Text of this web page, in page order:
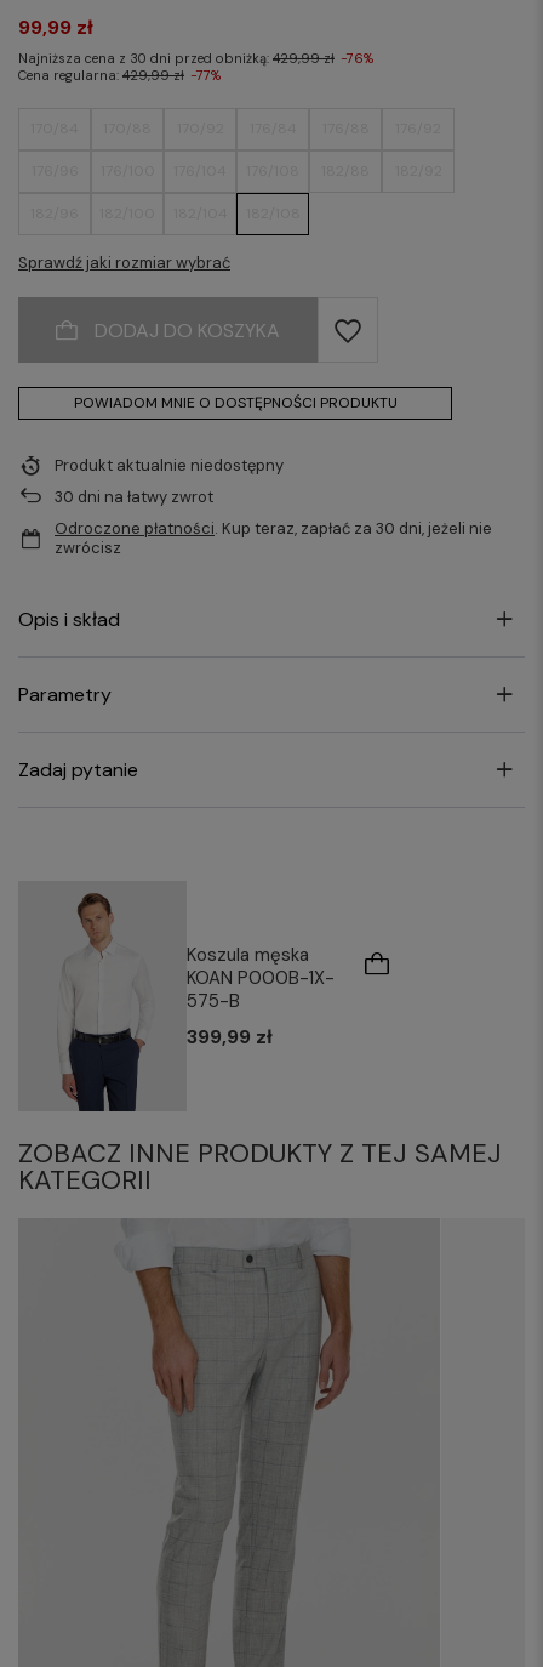
Sprawdź jaki rozmiar wybrać
99,99 zł
Najniższa cena z 30 dni przed obniżką: 429,99 zł -76%
Cena regularna: 429,99 zł -77%
DODAJ DO KOSZYKA
POWIADOM MNIE O DOSTĘPNOŚCI PRODUKTU
Produkt aktualnie niedostępny
30 dni na łatwy zwrot
Odroczone płatności. Kup teraz, zapłać za 30 dni, jeżeli nie
zwrócisz
Opis i skład
Parametry
Zadaj pytanie
Koszula męska
KOAN P000B-1X-
575-B
399,99 zł
ZOBACZ INNE PRODUKTY Z TEJ SAMEJ
KATEGORII